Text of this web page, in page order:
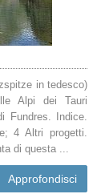
in tedesco)
Alpi dei Tauri
Fundres. Indice.
4 Altri progetti.
di questa ...
Approfondisci